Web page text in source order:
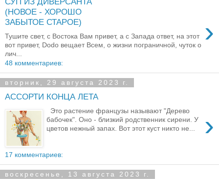
(НОВОЕ - ХОРОШО
ЗАБЫТОЕ СТАРОЕ)
›
Тушите свет, с Востока Вам привет, а с Запада ответ, на этот
вот привет, Dodo вещает Всем, о жизни пограничной, чуток о
лич...
48 комментариев:
вторник, 29 августа 2023 г.
АССОРТИ КОНЦА ЛЕТА
›
Это растение французы называют "Дерево
бабочек". Оно - близкий родственник сирени. У
цветов нежный запах. Вот этот куст никто не...
17 комментариев:
воскресенье, 13 августа 2023 г.